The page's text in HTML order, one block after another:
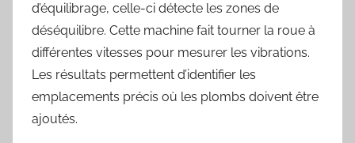
d’équilibrage, celle-ci détecte les zones de
déséquilibre. Cette machine fait tourner la roue à
différentes vitesses pour mesurer les vibrations.
Les résultats permettent d’identifier les
emplacements précis où les plombs doivent être
ajoutés.